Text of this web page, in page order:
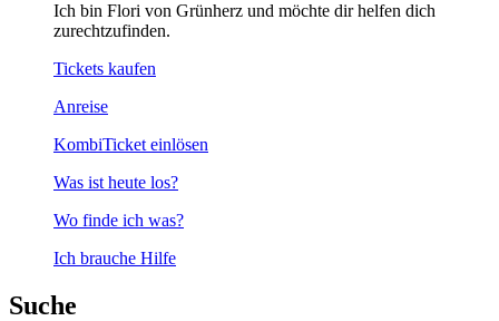
Ich bin Flori von Grünherz und möchte dir helfen dich
zurechtzufinden.
Tickets kaufen
Anreise
KombiTicket einlösen
Was ist heute los?
Wo finde ich was?
Ich brauche Hilfe
Suche